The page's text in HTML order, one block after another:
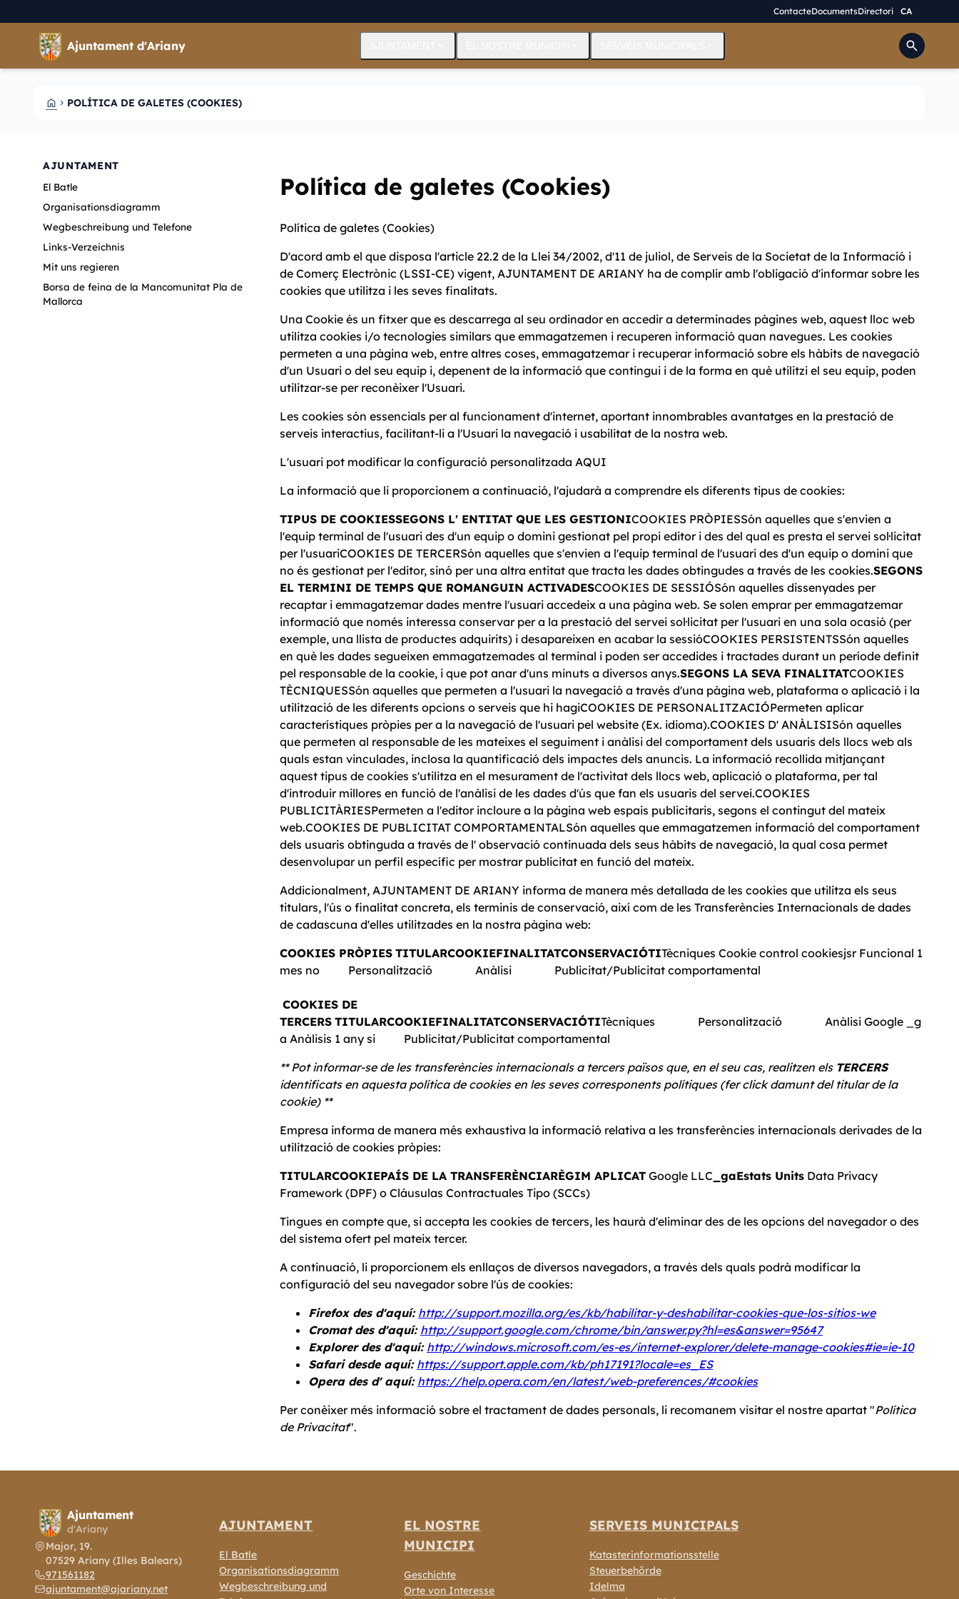
ContacteDocumentsDirectori CA
Ajuntament d'Ariany search
HOME CHEVRON_RIGHT POLÍTICA DE GALETES (COOKIES)
AJUNTAMENT
El Batle
Organisationsdiagramm
Wegbeschreibung und Telefone
Links-Verzeichnis
Mit uns regieren
Borsa de feina de la Mancomunitat Pla de
Mallorca
Política de galetes (Cookies)
Política de galetes (Cookies)
D'acord amb el que disposa l'article 22.2 de la Llei 34/2002, d'11 de juliol, de Serveis de la Societat de la Informació i
de Comerç Electrònic (LSSI-CE) vigent, AJUNTAMENT DE ARIANY ha de complir amb l'obligació d'informar sobre les
cookies que utilitza i les seves finalitats.
Una Cookie és un fitxer que es descarrega al seu ordinador en accedir a determinades pàgines web, aquest lloc web
utilitza cookies i/o tecnologies similars que emmagatzemen i recuperen informació quan navegues. Les cookies
permeten a una pàgina web, entre altres coses, emmagatzemar i recuperar informació sobre els hàbits de navegació
d'un Usuari o del seu equip i, depenent de la informació que contingui i de la forma en què utilitzi el seu equip, poden
utilitzar-se per reconèixer l'Usuari.
Les cookies són essencials per al funcionament d'internet, aportant innombrables avantatges en la prestació de
serveis interactius, facilitant-li a l'Usuari la navegació i usabilitat de la nostra web.
L'usuari pot modificar la configuració personalitzada AQUI
La informació que li proporcionem a continuació, l'ajudarà a comprendre els diferents tipus de cookies:
TIPUS DE COOKIESSEGONS L' ENTITAT QUE LES GESTIONICOOKIES PRÒPIESSón aquelles que s'envien a
l'equip terminal de l'usuari des d'un equip o domini gestionat pel propi editor i des del qual es presta el servei sol·licitat
per l'usuariCOOKIES DE TERCERSón aquelles que s'envien a l'equip terminal de l'usuari des d'un equip o domini que
no és gestionat per l'editor, sinó per una altra entitat que tracta les dades obtingudes a través de les cookies.SEGONS
EL TERMINI DE TEMPS QUE ROMANGUIN ACTIVADESCOOKIES DE SESSIÓSón aquelles dissenyades per
recaptar i emmagatzemar dades mentre l'usuari accedeix a una pàgina web. Se solen emprar per emmagatzemar
informació que només interessa conservar per a la prestació del servei sol·licitat per l'usuari en una sola ocasió (per
exemple, una llista de productes adquirits) i desapareixen en acabar la sessióCOOKIES PERSISTENTSSón aquelles
en què les dades segueixen emmagatzemades al terminal i poden ser accedides i tractades durant un període definit
pel responsable de la cookie, i que pot anar d'uns minuts a diversos anys.SEGONS LA SEVA FINALITATCOOKIES
TÈCNIQUESSón aquelles que permeten a l'usuari la navegació a través d'una pàgina web, plataforma o aplicació i la
utilització de les diferents opcions o serveis que hi hagiCOOKIES DE PERSONALITZACIÓPermeten aplicar
característiques pròpies per a la navegació de l'usuari pel website (Ex. idioma).COOKIES D' ANÀLISISón aquelles
que permeten al responsable de les mateixes el seguiment i anàlisi del comportament dels usuaris dels llocs web als
quals estan vinculades, inclosa la quantificació dels impactes dels anuncis. La informació recollida mitjançant
aquest tipus de cookies s'utilitza en el mesurament de l'activitat dels llocs web, aplicació o plataforma, per tal
d'introduir millores en funció de l'anàlisi de les dades d'ús que fan els usuaris del servei.COOKIES
PUBLICITÀRIESPermeten a l'editor incloure a la pàgina web espais publicitaris, segons el contingut del mateix
web.COOKIES DE PUBLICITAT COMPORTAMENTALSón aquelles que emmagatzemen informació del comportament
dels usuaris obtinguda a través de l' observació continuada dels seus hàbits de navegació, la qual cosa permet
desenvolupar un perfil específic per mostrar publicitat en funció del mateix.
Addicionalment, AJUNTAMENT DE ARIANY informa de manera més detallada de les cookies que utilitza els seus
titulars, l'ús o finalitat concreta, els terminis de conservació, així com de les Transferències Internacionals de dades
de cadascuna d'elles utilitzades en la nostra pàgina web:
COOKIES PRÒPIES TITULARCOOKIEFINALITATCONSERVACIÓTITècniques Cookie control cookiesjsr Funcional 1
mes no Personalització Anàlisi Publicitat/Publicitat comportamental
COOKIES DE
TERCERS TITULARCOOKIEFINALITATCONSERVACIÓTITècniques Personalització Anàlisi Google _g
a Anàlisis 1 any si Publicitat/Publicitat comportamental
** Pot informar-se de les transferències internacionals a tercers països que, en el seu cas, realitzen els TERCERS
identificats en aquesta política de cookies en les seves corresponents polítiques (fer click damunt del titular de la
cookie) **
Empresa informa de manera més exhaustiva la informació relativa a les transferències internacionals derivades de la
utilització de cookies pròpies:
TITULARCOOKIEPAÍS DE LA TRANSFERÈNCIARÈGIM APLICAT Google LLC _gaEstats Units Data Privacy
Framework (DPF) o Cláusulas Contractuales Tipo (SCCs)
Tingues en compte que, si accepta les cookies de tercers, les haurà d'eliminar des de les opcions del navegador o des
del sistema ofert pel mateix tercer.
A continuació, li proporcionem els enllaços de diversos navegadors, a través dels quals podrà modificar la
configuració del seu navegador sobre l'ús de cookies:
Firefox des d'aquí: http://support.mozilla.org/es/kb/habilitar-y-deshabilitar-cookies-que-los-sitios-we
Cromat des d'aquí: http://support.google.com/chrome/bin/answer.py?hl=es&answer=95647
Explorer des d'aquí: http://windows.microsoft.com/es-es/internet-explorer/delete-manage-cookies#ie=ie-10
Safari desde aquí: https://support.apple.com/kb/ph17191?locale=es_ES
Opera des d' aquí: https://help.opera.com/en/latest/web-preferences/#cookies
Per conèixer més informació sobre el tractament de dades personals, li recomanem visitar el nostre apartat "Política
de Privacitat".
Ajuntament
d'Ariany
Major, 19.
07529 Ariany (Illes Balears)
971561182
ajuntament@ajariany.net
AJUNTAMENT
El Batle
Organisationsdiagramm
Wegbeschreibung und
EL NOSTRE
MUNICIPI
Geschichte
Orte von Interesse
SERVEIS MUNICIPALS
Katasterinformationsstelle
Steuerbehörde
Idelma